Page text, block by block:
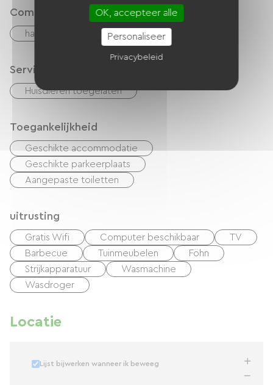
Comfort
haard
Services
Huisdieren toegelaten
Toegankelijkheid
Geschikte accommodatie
Geschikte parkeerplaats
Aangepaste toiletten
uitrusting
Gratis Wifi Computer beschikbaar
TV
Barbecue
Tuinmeubelen
Föhn
Strijkapparatuur
Wasmachine
Wasdroger
Locatie
Lijst bijwerken wanneer ik beweeg
OK, accepteer alle
Personaliseer
Privacybeleid